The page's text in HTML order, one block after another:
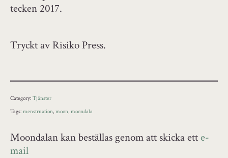
tecken 2017.
Tryckt av Risiko Press.
Category: Tjänster
Tags: menstruation, moon, moondala
Moondalan kan beställas genom att skicka ette-
mail